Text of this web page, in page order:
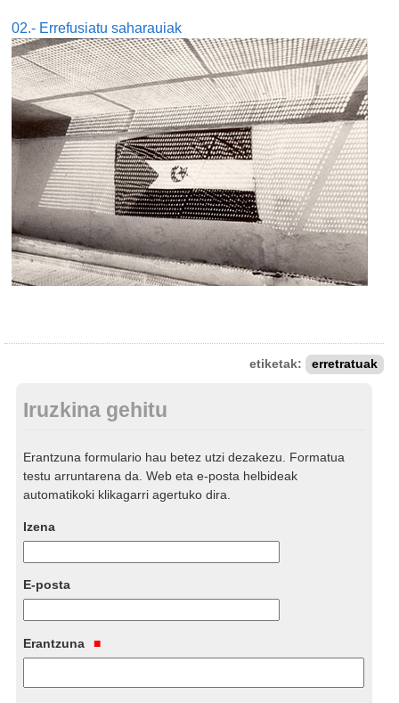
02.- Errefusiatu saharauiak
etiketak: erretratuak
Iruzkina gehitu
Erantzuna formulario hau betez utzi dezakezu. Formatua
testu arruntarena da. Web eta e-posta helbideak
automatikoki klikagarri agertuko dira.
Izena
E-posta
Erantzuna